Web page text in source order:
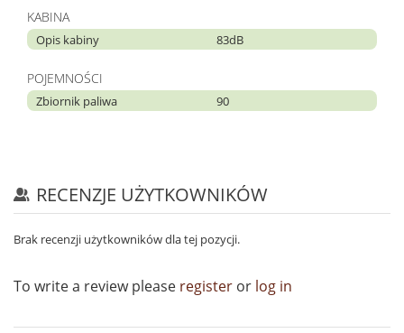
KABINA
Opis kabiny 83dB
POJEMNOŚCI
Zbiornik paliwa 90
RECENZJE UŻYTKOWNIKÓW
Brak recenzji użytkowników dla tej pozycji.
To write a review please register or log in